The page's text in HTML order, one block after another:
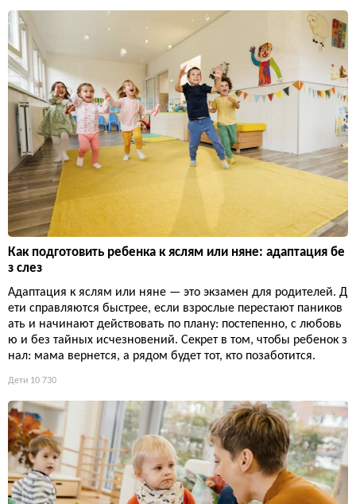
Как подготовить ребенка к яслям или няне: адаптация бе
з слез
Адаптация к яслям или няне — это экзамен для родителей. Д
ети справляются быстрее, если взрослые перестают паников
ать и начинают действовать по плану: постепенно, с любовь
ю и без тайных исчезновений. Секрет в том, чтобы ребенок з
нал: мама вернется, а рядом будет тот, кто позаботится.
Дети 10 730